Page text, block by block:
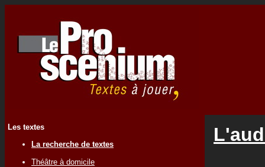
Les textes
La recherche de textes
Théâtre à domicile